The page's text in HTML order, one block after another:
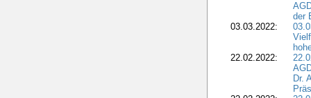
der
03.03.2022:
22.02.2022:
Dr.